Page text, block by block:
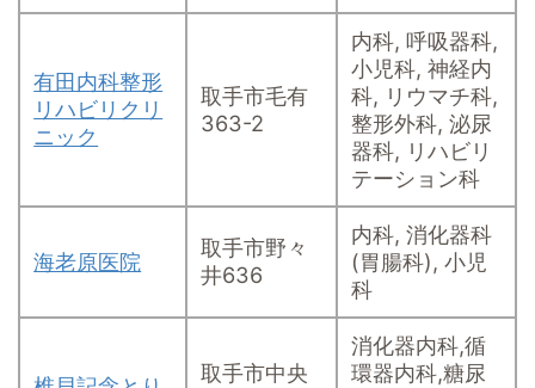
有田内科整形
リハビリクリ
ニック
取手市毛有
363-2
内科, 呼吸器科,
小児科, 神経内
科, リウマチ科,
整形外科, 泌尿
器科, リハビリ
テーション科
海老原医院
取手市野々
井636
内科, 消化器科
(胃腸科), 小児
科
取手市中央
消化器内科,循
環器内科,糖尿